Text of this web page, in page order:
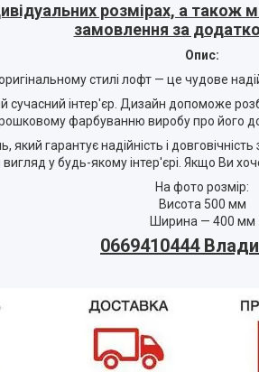
розмірах, а також
замовлення за
Опис:
стилі лофт — це чудове
інтер'єр. Дизайн допоможе
фарбуванню виробу про його
гарантує надійність і
у будь-якому інтер'єрі. Якщо Ви
На фото розмір:
Висота 500 мм
Ширина — 400 мм
0669410444